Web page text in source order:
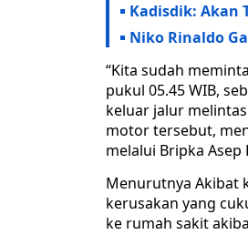
Kadisdik: Akan
Niko Rinaldo
“Kita sudah
pukul 05.45 WIB,
keluar jalur
motor tersebut,
melalui Bripka Asep
Menurutnya Akibat
kerusakan yang
ke rumah sakit